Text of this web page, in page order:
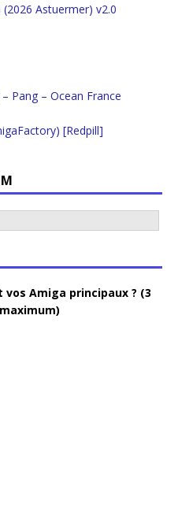
Astuermer) v2.0
Pang – Ocean France
[Redpill]
Amiga principaux ? (3